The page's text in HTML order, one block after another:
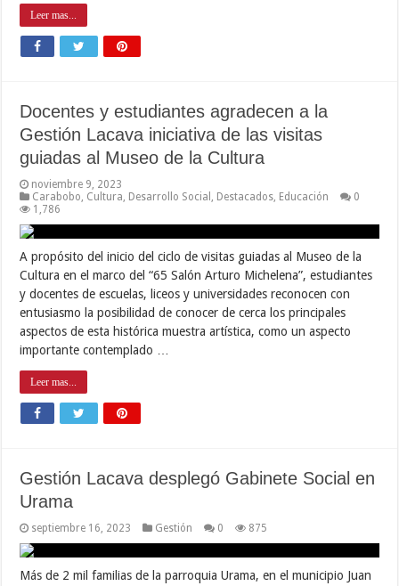
Leer mas...
Docentes y estudiantes agradecen a la
Gestión Lacava iniciativa de las visitas
guiadas al Museo de la Cultura
noviembre 9, 2023
Carabobo, Cultura, Desarrollo Social , Destacados, Educación
0
1,786
A propósito del inicio del ciclo de visitas guiadas al Museo de la
Cultura en el marco del “65 Salón Arturo Michelena”, estudiantes
y docentes de escuelas, liceos y universidades reconocen con
entusiasmo la posibilidad de conocer de cerca los principales
aspectos de esta histórica muestra artística, como un aspecto
importante contemplado …
Leer mas...
Gestión Lacava desplegó Gabinete Social en
Urama
septiembre 16, 2023 Gestión 0 875
Más de 2 mil familias de la parroquia Urama, en el municipio Juan